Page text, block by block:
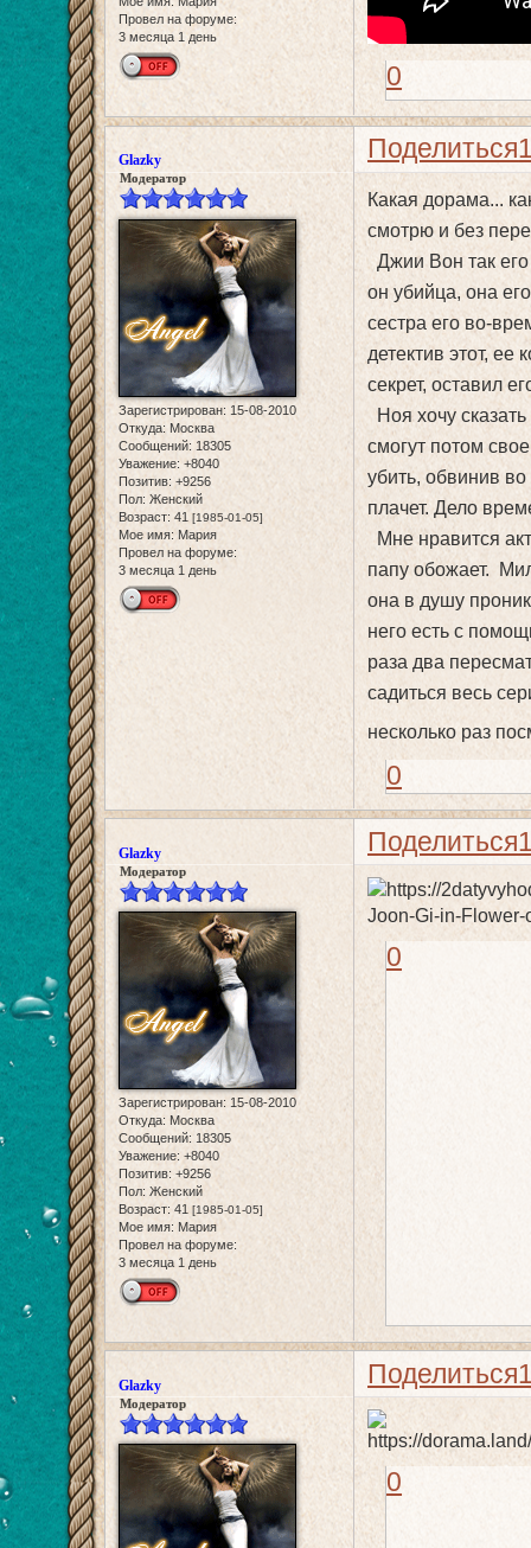
Провел на форуме:
3 месяца 1 день
0
Поделиться
Glazky
Модератор
Зарегистрирован: 15-08-2010
Откуда: Москва
Сообщений: 18305
Уважение: +8040
Позитив: +9256
Пол: Женский
Возраст: 41 [1985-01-05]
Мое имя: Мария
Провел на форуме:
3 месяца 1 день
Какая дорама...
смотрю и без
Джии Вон так
он убийца, она
сестра его во-
детектив этот, ее
секрет, оставил
Ноя хочу
смогут потом
убить, обвинив
плачет. Дело
Мне нравится
папу обожает.
она в душу
него есть с
раза два
садиться весь
несколько раз
0
Поделиться
Glazky
Модератор
Зарегистрирован: 15-08-2010
Откуда: Москва
Сообщений: 18305
Уважение: +8040
Позитив: +9256
Пол: Женский
Возраст: 41 [1985-01-05]
Мое имя: Мария
Провел на форуме:
3 месяца 1 день
0
Поделиться
Glazky
Модератор
0